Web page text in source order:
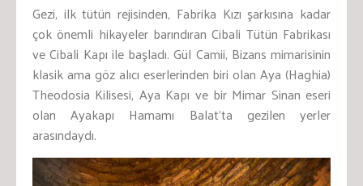
Gezi, ilk tütün rejisinden, Fabrika Kızı şarkısına kadar
çok önemli hikayeler barındıran Cibali Tütün Fabrikası
ve Cibali Kapı ile başladı. Gül Camii, Bizans mimarisinin
klasik ama göz alıcı eserlerinden biri olan Aya (Haghia)
Theodosia Kilisesi, Aya Kapı ve bir Mimar Sinan eseri
olan Ayakapı Hamamı Balat’ta gezilen yerler
arasındaydı.